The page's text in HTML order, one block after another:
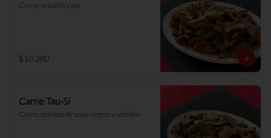
Carne, cebollín y ajo
$10.380
Carne Tau-Si
Carne, porotos de soya negros y cebollín